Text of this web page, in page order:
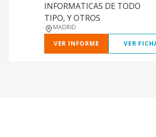
INFORMATICAS DE TODO
TIPO, Y OTROS
MADRID
VER INFORME
VER